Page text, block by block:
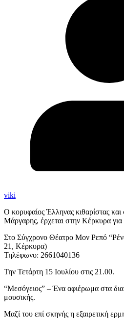
viki
Ο κορυφαίος Έλληνας κιθαρίστας
Μάργαρης, έρχεται στην Κέρκυρα
Στο Σύγχρονο Θέατρο Μον Ρεπό
21, Κέρκυρα)
Τηλέφωνο: 2661040136
Την Τετάρτη 15 Ιουλίου στις 21.00.
“Μεσόγειος” – Ένα αφιέρωμα στα
μουσικής.
Μαζί του επί σκηνής η εξαιρετική